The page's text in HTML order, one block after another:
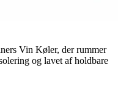
Vin Køler, der rummer
og lavet af holdbare